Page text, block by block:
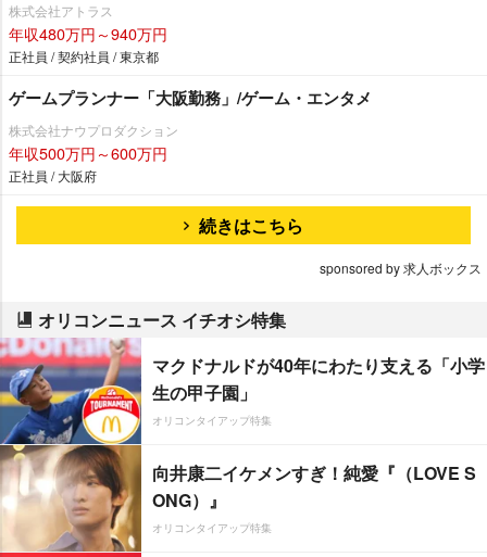
株式会社アトラス
年収480万円～940万円
正社員 / 契約社員 / 東京都
ゲームプランナー「大阪勤務」/ゲーム・エンタメ
株式会社ナウプロダクション
年収500万円～600万円
正社員 / 大阪府
続きはこちら
sponsored by 求人ボックス
オリコンニュース イチオシ特集
マクドナルドが40年にわたり支える「小学
生の甲子園」
オリコンタイアップ特集
向井康二イケメンすぎ！純愛『（LOVE S
ONG）』
オリコンタイアップ特集